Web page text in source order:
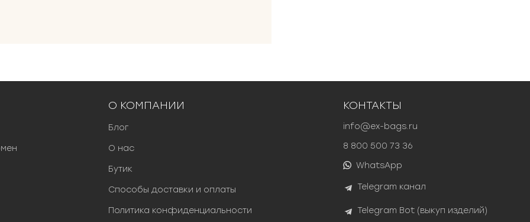
О КОМПАНИИ
Блог
О нас
Бутик
Способы доставки и оплаты
Политика конфиденциальности
КОНТАКТЫ
info@ex-bags.ru
8 800 500 73 36
WhatsApp
Telegram канал
Telegram Bot (выкуп изделий)